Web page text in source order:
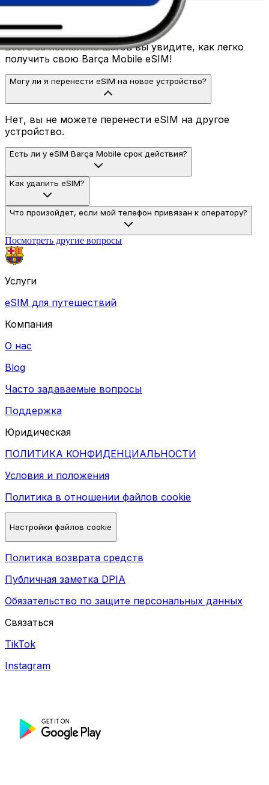
Быстрые ответы
Всего за несколько шагов вы увидите, как легко
получить свою Barça Mobile eSIM!
Могу ли я перенести eSIM на новое устройство?
Нет, вы не можете перенести eSIM на другое
устройство.
Есть ли у eSIM Barça Mobile срок действия?
Как удалить eSIM?
Что произойдет, если мой телефон привязан к оператору?
Посмотреть другие вопросы
Услуги
eSIM для путешествий
Компания
О нас
Blog
Часто задаваемые вопросы
Поддержка
Юридическая
ПОЛИТИКА КОНФИДЕНЦИАЛЬНОСТИ
Условия и положения
Политика в отношении файлов cookie
Настройки файлов cookie
Политика возврата средств
Публичная заметка DPIA
Обязательство по защите персональных данных
Связаться
TikTok
Instagram